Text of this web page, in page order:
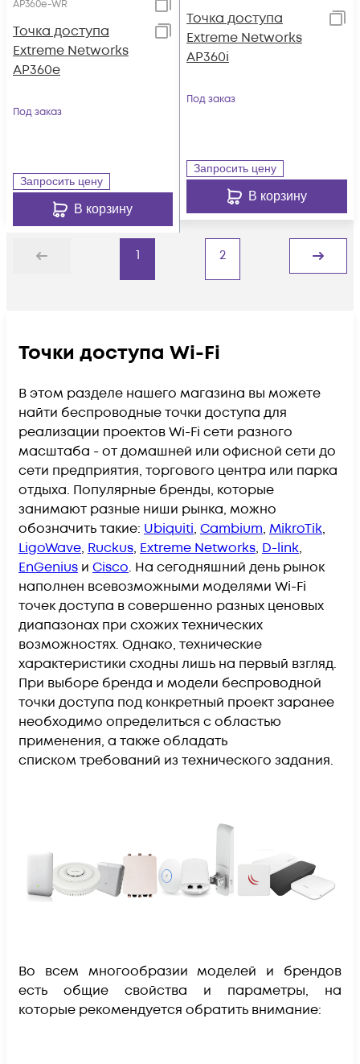
AP360e-WR
Точка доступа
Extreme Networks
AP360e
Под заказ
Запросить цену
В корзину
Точка доступа
Extreme Networks
AP360i
Под заказ
Запросить цену
В корзину
Назад
1 2
Дальше
Точки доступа Wi-Fi
В этом разделе нашего магазина вы можете
найти беспроводные точки доступа для
реализации проектов Wi-Fi сети разного
масштаба - от домашней или офисной сети до
сети предприятия, торгового центра или парка
отдыха. Популярные бренды, которые
занимают разные ниши рынка, можно
обозначить такие: Ubiquiti, Cambium, MikroTik,
LigoWave, Ruckus, Extreme Networks, D-link,
EnGenius и Cisco. На сегодняшний день рынок
наполнен всевозможными моделями Wi-Fi
точек доступа в совершенно разных ценовых
диапазонах при схожих технических
возможностях. Однако, технические
характеристики сходны лишь на первый взгляд.
При выборе бренда и модели беспроводной
точки доступа под конкретный проект заранее
необходимо определиться с областью
применения, а также обладать
списком требований из технического задания.
Во всем многообразии моделей и брендов
есть общие свойства и параметры, на
которые рекомендуется обратить внимание: